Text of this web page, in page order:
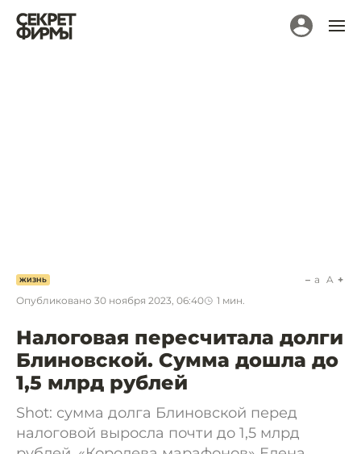
ЖИЗНЬ
Опубликовано 30 ноября 2023, 06:40 1 мин.
a A
Налоговая пересчитала долги
Блиновской. Сумма дошла до
1,5 млрд рублей
Shot: сумма долга Блиновской перед
налоговой выросла почти до 1,5 млрд